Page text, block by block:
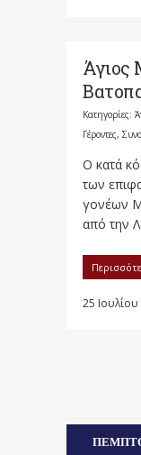
Άγιος
Κατηγορίες:
Γέροντες,
Ο κατά
των
γονέων
από την
25